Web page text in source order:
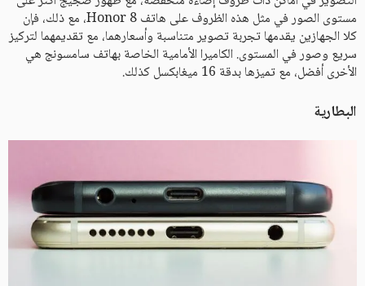
مستوى الصور في مثل هذه الظروف على هاتف Honor 8، مع ذلك، فإن
كلا الجهازين يقدمها تجربة تصوير متناسبة وأسعارهما، مع تقديمهما لتركيز
سريع وصور في المستوى. الكاميرا الأمامية الخاصة بهاتف سامسونج هي
الأخرى أفضل، مع تميزها بدقة 16 ميغابكسل كذلك.
البطارية